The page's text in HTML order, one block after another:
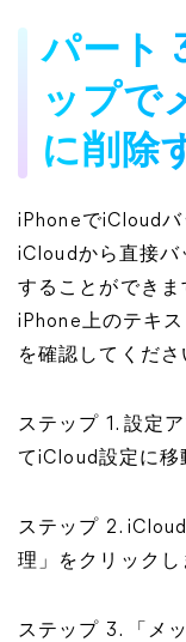
パート
ップで
に削除
iPhoneでiCloudバ
iCloudから直接バ
することができま
iPhone上のテキ
を確認してくださ
ステップ 1. 設定
てiCloud設定に移
ステップ 2.
理」をクリックし
ステップ 3. 「メ